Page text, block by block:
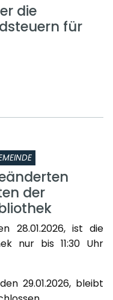
die
für
der
28.01.2026, ist die
nur bis 11:30 Uhr
29.01.2026, bleibt